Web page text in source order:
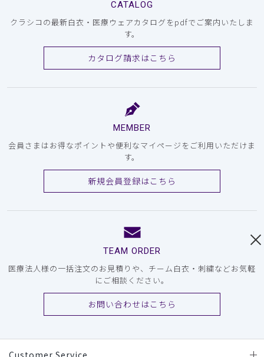
CATALOG
クラシコの最新白衣・医療ウェアカタログをpdfでご案内いたしま
す。
カタログ請求はこちら
MEMBER
会員さまはお得なポイントや便利なマイページをご利用いただけま
す。
新規会員登録はこちら
TEAM ORDER
医療法人様の一括注文のお見積りや、チーム白衣・刺繍などお気軽
にご相談ください。
お問い合わせはこちら
Customer Service